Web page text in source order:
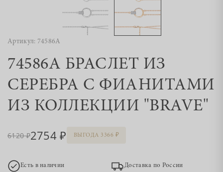
Артикул: 74586А
74586А БРАСЛЕТ ИЗ
СЕРЕБРА С ФИАНИТАМИ
ИЗ КОЛЛЕКЦИИ "BRAVE"
6120 2754 ВЫГОДА 3366
Есть в наличии
Доставка по России